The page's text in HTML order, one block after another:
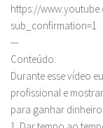
https://
sub_confirmation=1
—
Conteúdo:
Durante esse vídeo
profissional e
para ganhar